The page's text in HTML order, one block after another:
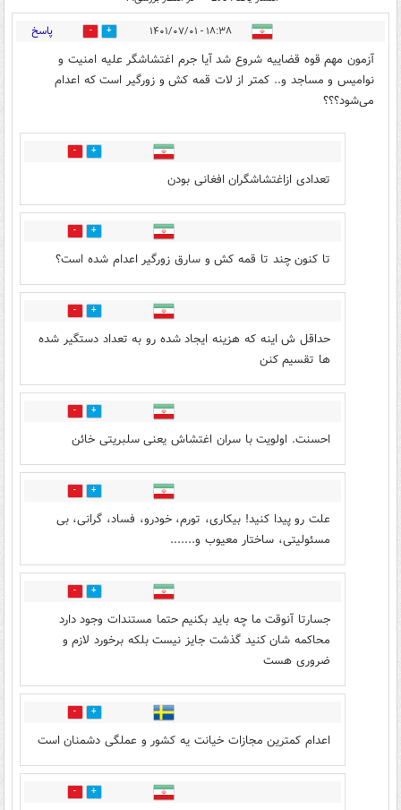
۱۸:۳۸ - ۱۴۰۱/۰۷/۰۱ 172 پاسخ
آزمون مهم قوه قضاییه شروع شد آیا جرم اغتشاشگر علیه امنیت و
نوامیس و مساجد و.. کمتر از لات قمه کش و زورگیر است که اعدام
می‌شود؟؟؟
22
تعدادی ازاغتشاشگران افغانی بودن
43
تا کنون چند تا قمه کش و سارق زورگیر اعدام شده است؟
36
حداقل ش اینه که هزینه ایجاد شده رو به تعداد دستگیر شده
ها تقسیم کنن
63
احسنت. اولویت با سران اغتشاش یعنی سلبریتی خائن
54
علت رو پیدا کنید! بیکاری، تورم، خودرو، فساد، گرانی، بی
مسئولیتی، ساختار معیوب و.......
27
جسارتا آنوقت ما چه باید بکنیم حتما مستندات وجود دارد
محاکمه شان کنید گذشت جایز نیست بلکه برخورد لازم و
ضروری هست
39
اعدام کمترین مجازات خیانت یه کشور و عملگی دشمنان است
29